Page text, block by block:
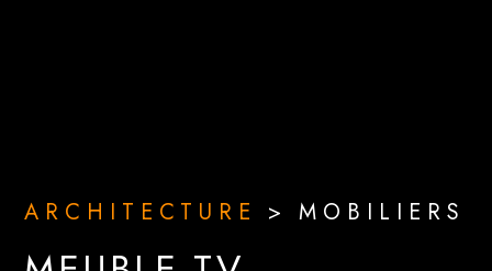
ARCHITECTURE > MOBILIERS